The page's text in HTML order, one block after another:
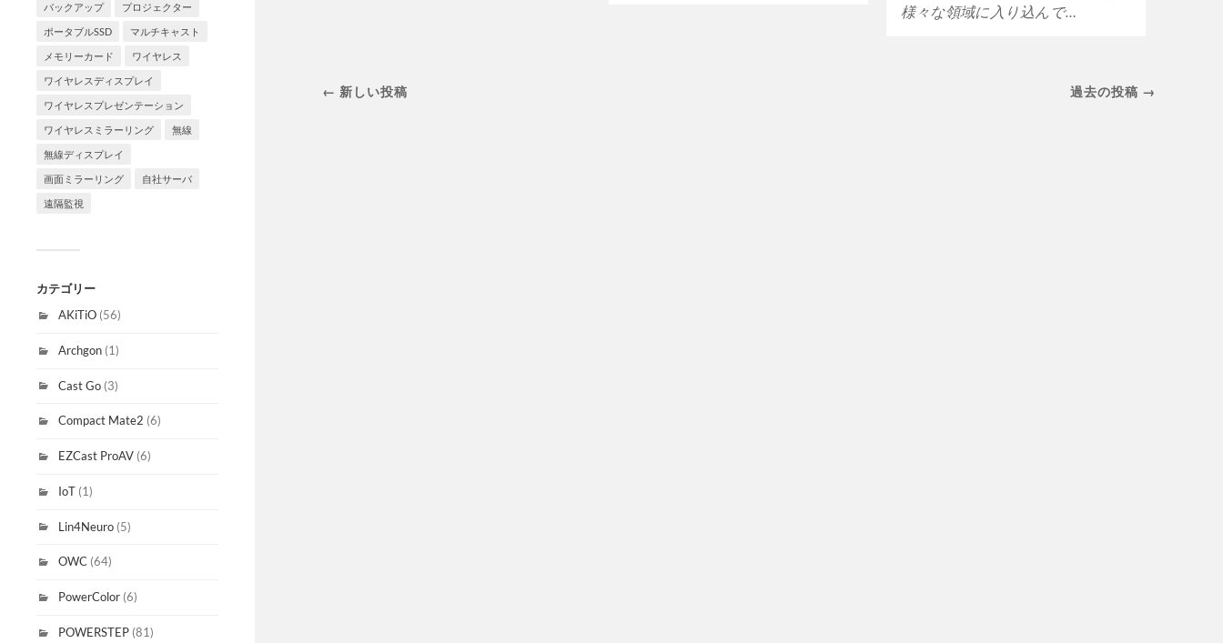
バックアップ プロジェクター
ポータブルSSD マルチキャスト
メモリーカード ワイヤレス
ワイヤレスディスプレイ
ワイヤレスプレゼンテーション
ワイヤレスミラーリング 無線
無線ディスプレイ
画面ミラーリング 自社サーバ
遠隔監視
カテゴリー
AKiTiO (56)
Archgon (1)
Cast Go (3)
Compact Mate2 (6)
EZCast ProAV (6)
IoT (1)
Lin4Neuro (5)
OWC (64)
PowerColor (6)
POWERSTEP (81)
様々な領域に入り込んで…
過去の投稿 →
← 新しい投稿